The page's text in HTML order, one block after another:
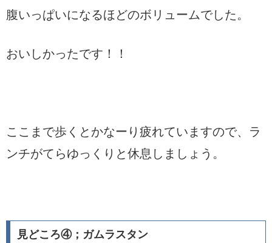
腹いっぱいになるほどのボリュームでした。
おいしかったです！！
ここまで歩くとかなーり疲れていますので、ラ
ンチがてらゆっくりと休息しましょう。
見どころ④；ガムラスタン